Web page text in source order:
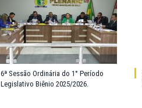
6ª Sessão Ordinária do 1° Período
Legislativo Biênio 2025/2026.